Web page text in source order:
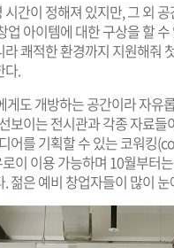
간이 정해져 있지만, 그 외
업 아이템에 대한 구상을 할
쾌적한 환경까지 지원해줘
다.
게도 개방하는 공간이라 자유
보이는 전시관과 각종 자료들
어를 기획할 수 있는 코워킹
이 이용 가능하며 10월부터
젊은 예비 창업자들이 많이